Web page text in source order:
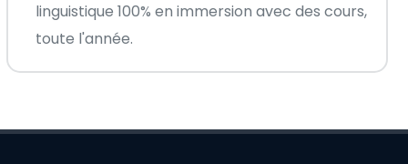
linguistique 100% en immersion avec des cours,
toute l'année.